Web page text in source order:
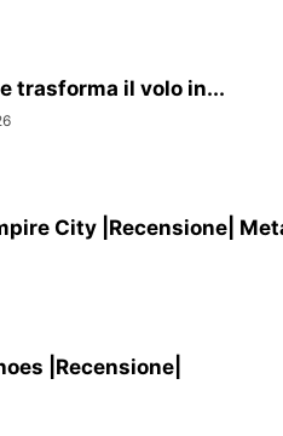
trasforma il volo in...
City |Recensione|
|Recensione|